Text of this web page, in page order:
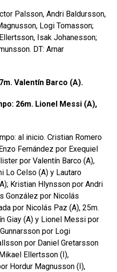
Palsson, Andri Baldursson,
Logi Tomasson;
Isak Johanesson;
DT: Arnar
Valentín Barco (A).
26m. Lionel Messi (A),
al inicio. Cristian Romero
Fernández por Exequiel
por Valentín Barco (A),
Lo Celso (A) y Lautaro
Kristian Hlynsson por Andri
González por Nicolás
por Nicolás Paz (A), 25m.
Giay (A) y Lionel Messi por
por Logi
por Daniel Gretarsson
Ellertsson (I),
Hordur Magnusson (I),